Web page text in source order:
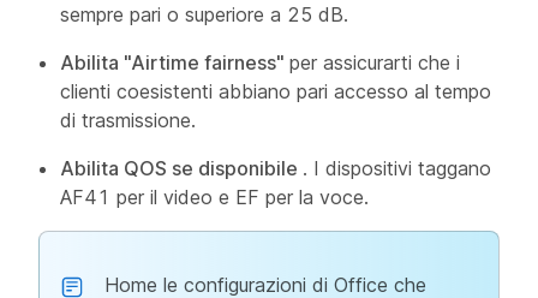
sempre pari o superiore a 25 dB.
Abilita "Airtime fairness" per assicurarti che i
clienti coesistenti abbiano pari accesso al tempo
di trasmissione.
Abilita QOS se disponibile . I dispositivi taggano
AF41 per il video e EF per la voce.
Home le configurazioni di Office che